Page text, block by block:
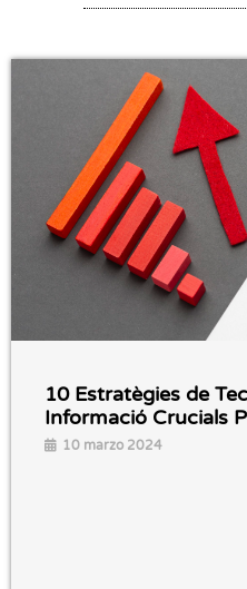
10 Estratègies de
Informació Crucials
10 marzo 2024